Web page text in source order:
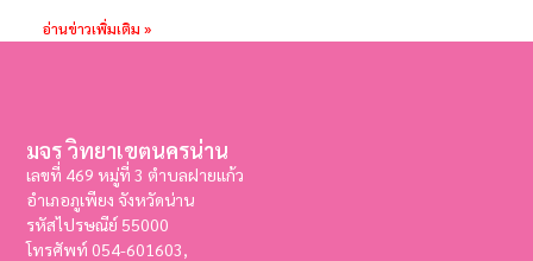
อ่านข่าวเพิ่มเติม »
มจร วิทยาเขตนครน่าน
เลขที่ 469 หมู่ที่ 3 ตำบลฝายแก้ว
อำเภอภูเพียง จังหวัดน่าน
รหัสไปรษณีย์ 55000
โทรศัพท์ 054-601603,